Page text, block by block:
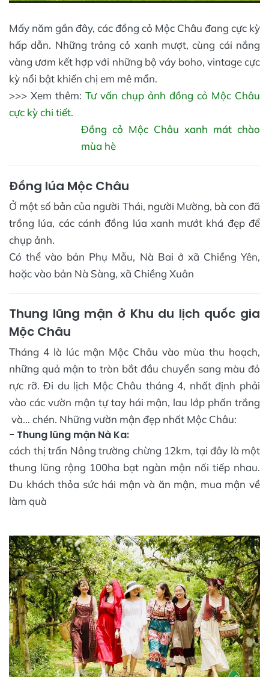
Mấy năm gần đây, các đồng cỏ Mộc Châu đang cực kỳ
hấp dẫn. Những trảng cỏ xanh mượt, cùng cái nắng
vàng ươm kết hợp với những bộ váy boho, vintage cực
kỳ nổi bật khiến chị em mê mẩn.
>>> Xem thêm: Tư vấn chụp ảnh đồng cỏ Mộc Châu
cực kỳ chi tiết.
Đồng cỏ Mộc Châu xanh mát chào
mùa hè
Đồng lúa Mộc Châu
Ở một số bản của người Thái, người Mường, bà con đã
trồng lúa, các cánh đồng lúa xanh mướt khá đẹp để
chụp ảnh.
Có thể vào bản Phụ Mẫu, Nà Bai ở xã Chiềng Yên,
hoặc vào bản Nà Sàng, xã Chiềng Xuân
Thung lũng mận ở Khu du lịch quốc gia
Mộc Châu
Tháng 4 là lúc mận Mộc Châu vào mùa thu hoạch,
những quả mận to tròn bắt đầu chuyển sang màu đỏ
rực rỡ. Đi du lịch Mộc Châu tháng 4, nhất định phải
vào các vườn mận tự tay hái mận, lau lớp phấn trắng
và… chén. Những vườn mận đẹp nhất Mộc Châu:
- Thung lũng mận Nà Ka:
cách thị trấn Nông trường chừng 12km, tại đây là một
thung lũng rộng 100ha bạt ngàn mận nối tiếp nhau.
Du khách thỏa sức hái mận và ăn mận, mua mận về
làm quà